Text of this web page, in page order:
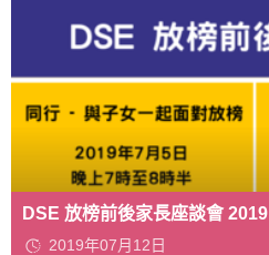
DSE 放榜前後家長座談會 2019
2019年07月12日